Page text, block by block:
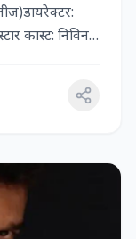
कास्ट: निविन